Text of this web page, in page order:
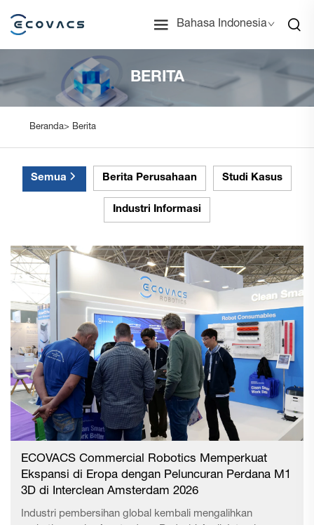
Bahasa Indonesia
BERITA
Beranda> Berita
Semua Berita Perusahaan Studi Kasus
Industri Informasi
ECOVACS Commercial Robotics Memperkuat
Ekspansi di Eropa dengan Peluncuran Perdana M1
3D di Interclean Amsterdam 2026
Industri pembersihan global kembali mengalihkan